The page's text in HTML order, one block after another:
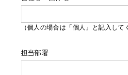
（個人の場合は「個人」と記入して
担当部署